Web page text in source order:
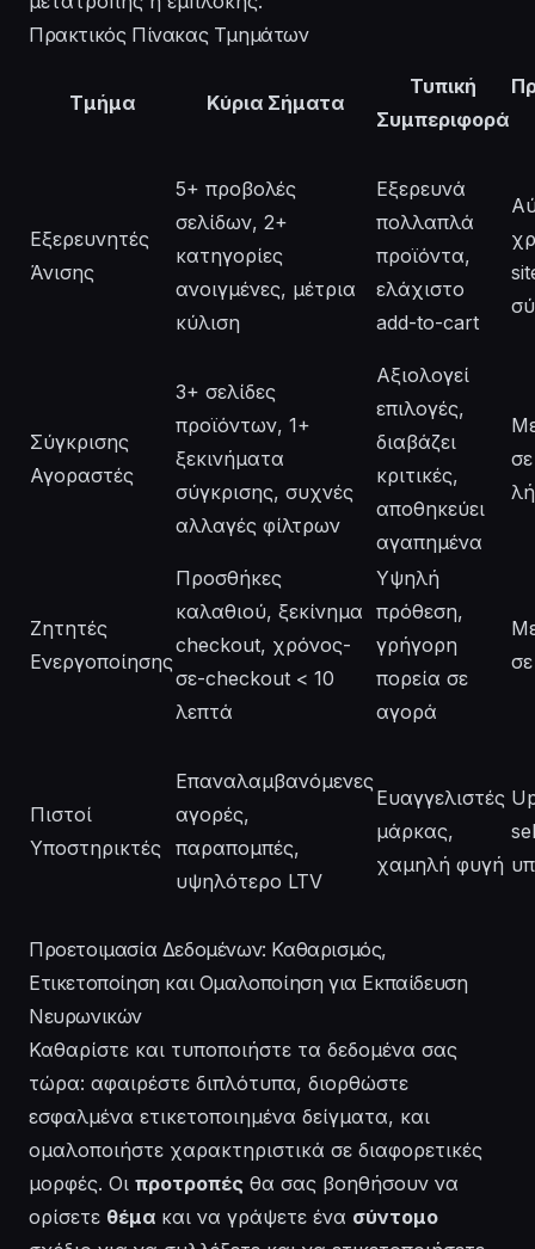
Πρακτικός Πίνακας Τμημάτων
Τμήμα Κύρια Σήματα
Τυπική
Συμπεριφορά
Εξερευνητές
Άνισης
5+ προβολές
σελίδων, 2+
κατηγορίες
ανοιγμένες, μέτρια
κύλιση
Εξερευνά
πολλαπλά
προϊόντα,
ελάχιστο
add-to-cart
Σύγκρισης
Αγοραστές
3+ σελίδες
προϊόντων, 1+
ξεκινήματα
σύγκρισης, συχνές
αλλαγές φίλτρων
Αξιολογεί
επιλογές,
διαβάζει
κριτικές,
αποθηκεύει
αγαπημένα
Ζητητές
Ενεργοποίησης
Προσθήκες
καλαθιού, ξεκίνημα
checkout, χρόνος-
σε-checkout < 10
λεπτά
Υψηλή
πρόθεση,
γρήγορη
πορεία σε
αγορά
Πιστοί
Υποστηρικτές
Επαναλαμβανόμενες
αγορές,
παραπομπές,
υψηλότερο LTV
Ευαγγελιστές
μάρκας,
χαμηλή φυγή
Προετοιμασία Δεδομένων: Καθαρισμός,
Ετικετοποίηση και Ομαλοποίηση για Εκπαίδευση
Νευρωνικών
Καθαρίστε και τυποποιήστε τα δεδομένα σας
τώρα: αφαιρέστε διπλότυπα, διορθώστε
εσφαλμένα ετικετοποιημένα δείγματα, και
ομαλοποιήστε χαρακτηριστικά σε διαφορετικές
μορφές. Οι προτροπές θα σας βοηθήσουν να
ορίσετε θέμα και να γράψετε ένα σύντομο